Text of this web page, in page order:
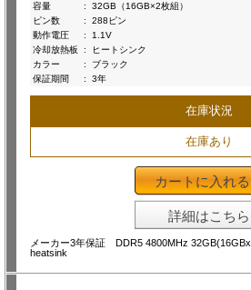
容量
:
32GB（16GB×2枚組）
ピン数
:
288ピン
動作電圧
:
1.1V
冷却放熱板
:
ヒートシンク
カラー
:
ブラック
保証期間
: 3年
在庫状況
在庫あり
カートに入れる
詳細はこちら
メーカー3年保証 DDR5 4800MHz
heatsink